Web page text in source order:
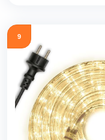
9